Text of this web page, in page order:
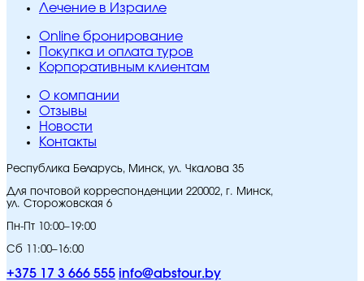
Лечение в Израиле
Online бронирование
Покупка и оплата туров
Корпоративным клиентам
O компании
Отзывы
Новости
Контакты
Республика Беларусь, Минск, ул. Чкалова 35
Для почтовой корреспонденции 220002, г. Минск,
ул. Сторожовская 6
Пн-Пт 10:00–19:00
Сб 11:00–16:00
+375 17 3 666 555 info@abstour.by